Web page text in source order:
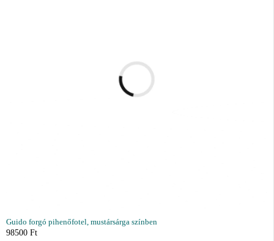
Guido forgó pihenőfotel, mustársárga színben
98500 Ft